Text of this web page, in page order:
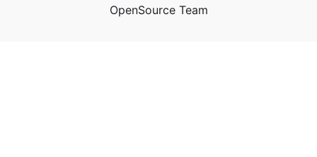
OpenSource Team